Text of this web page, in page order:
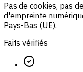
Pas de cookies, pas
d'empreinte
Pays-Bas (UE).
Faits vérifiés